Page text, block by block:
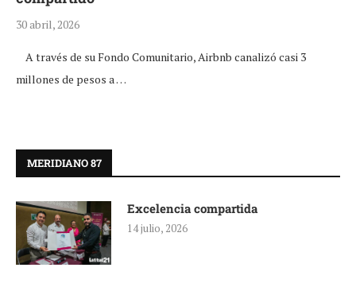
30 abril, 2026
A través de su Fondo Comunitario, Airbnb canalizó casi 3
millones de pesos a …
MERIDIANO 87
Excelencia compartida
14 julio, 2026